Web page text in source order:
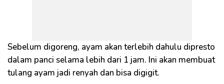
Sebelum digoreng, ayam akan terlebih dahulu dipresto
dalam panci selama lebih dari 1 jam. Ini akan membuat
tulang ayam jadi renyah dan bisa digigit.